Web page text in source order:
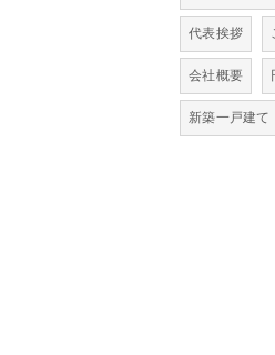
代表挨拶
会社概要
新築一戸建て